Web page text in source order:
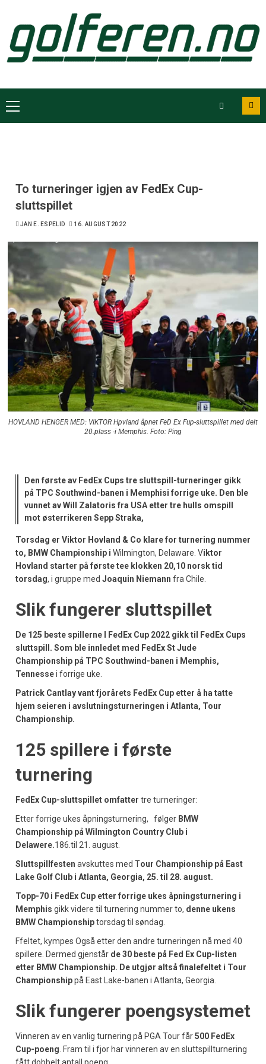
To turneringer igjen av FedEx Cup-
sluttspillet
JAN E. ESPELID 16. AUGUST 2022
HOVLAND HENGER MED: VIKTOR Hpvland åpnet FeD Ex Fup-sluttspillet med delt
20.plass -i Memphis. Foto: Ping
Den første av FedEx Cups tre sluttspill-turneringer gikk
på TPC Southwind-banen i Memphisi forrige uke. Den ble
vunnet av Will Zalatoris fra USA etter tre hulls omspill
mot østerrikeren Sepp Straka,
Torsdag er Viktor Hovland & Co klare for turnering nummer
to, BMW Championship i Wilmington, Delaware. Viktor
Hovland starter på første tee klokken 20,10 norsk tid
torsdag, i gruppe med Joaquin Niemann fra Chile.
Slik fungerer sluttspillet
De 125 beste spillerne I FedEx Cup 2022 gikk til FedEx Cups
sluttspill. Som ble innledet med FedEx St Jude
Championship på TPC Southwind-banen i Memphis,
Tennessei forrige uke.
Patrick Cantlay vant fjorårets FedEx Cup etter å ha tatte
hjem seieren i avslutningsturneringen i Atlanta, Tour
Championship.
125 spillere i første
turnering
FedEx Cup-sluttspillet omfatter tre turneringer:
Etter forrige ukes åpningsturnering, følger BMW
Championship på Wilmington Country Club i
Delawere.186.til 21. august.
S luttspillfesten avskuttes med Tour Championship på East
Lake Golf Club i Atlanta, Georgia, 25. til 28. august.
Topp-70 i FedEx Cup etter forrige ukes åpningsturnering i
Memphis gikk videre til turnering nummer to, denne ukens
BMW Championshiptorsdag til søndag.
Ffeltet, kympes Også etter den andre turneringen nå med 40
spillere. Dermed gjenstår de 30 beste på Fed Ex Cup-listen
etter BMW Championship. De utgjør altså finalefeltet i Tour
Championshippå East Lake-banen i Atlanta, Georgia.
Slik fungerer poengsystemet
Vinneren av en vanlig turnering på PGA Tour får500 FedEx
Cup-poeng . Fram til i fjor har vinneren av en sluttspillturnering